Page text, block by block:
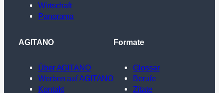
Wirtschaft
Panorama
AGITANO
Über AGITANO
Werben auf AGITANO
Kontakt
Formate
Glossar
Berufe
Zitate